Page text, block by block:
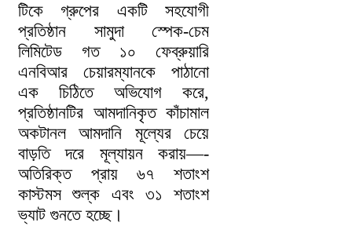
টিকে গ্রুপের একটি সহযোগী
প্রতিষ্ঠান সামুদা স্পেক-চেম
লিমিটেড গত ১০ ফেব্রুয়ারি
এনবিআর চেয়ারম্যানকে পাঠানো
এক চিঠিতে অভিযোগ করে,
প্রতিষ্ঠানটির আমদানিকৃত কাঁচামাল
অকটানল আমদানি মূল্যের চেয়ে
বাড়তি দরে মূল্যায়ন করায়—-
অতিরিক্ত প্রায় ৬৭ শতাংশ
কাস্টমস শুল্ক এবং ৩১ শতাংশ
ভ্যাট গুনতে হচ্ছে।